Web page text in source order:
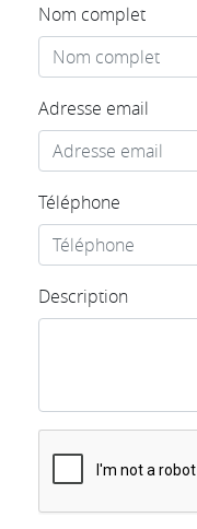
Nom complet
Adresse email
Téléphone
Description